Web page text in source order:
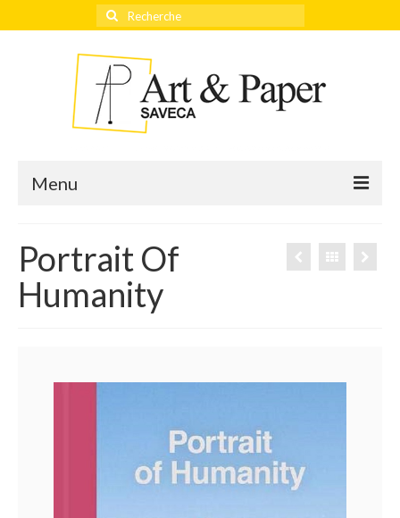
Rechercher
:
Menu
Accueil
Actualités
Portrait Of
Humanity